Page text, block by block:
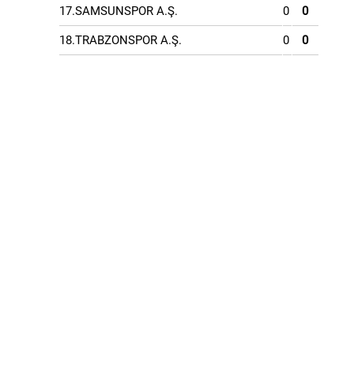
17.SAMSUNSPOR A.Ş. 0 0
18.TRABZONSPOR A.Ş. 0 0